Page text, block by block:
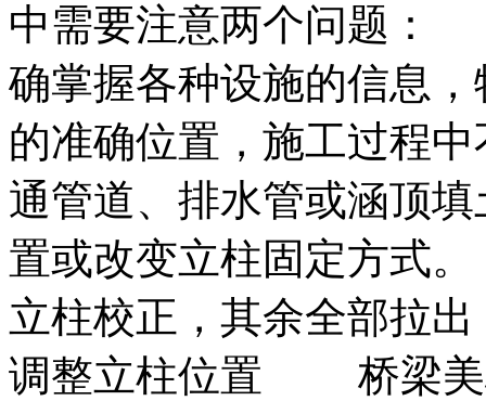
中需要注意两个问题
确掌握各种设施的信息
的准确位置，施工过程
通管道、排水管或涵顶
置或改变立柱固定方式
立柱校正，其余全部拉
调整立柱位置 桥梁美